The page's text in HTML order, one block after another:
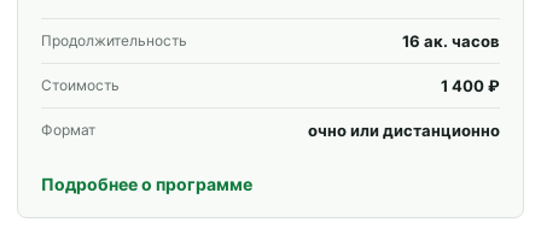
групп.
Продолжительность 16 ак. часов
Стоимость 1 400 ₽
Формат очно или дистанционно
Подробнее о программе